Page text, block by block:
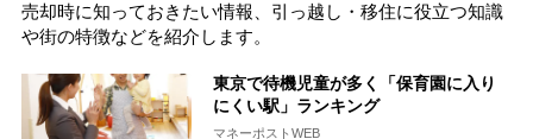
売却時に知っておきたい情報、引っ越し・移住に役立つ知識
や街の特徴などを紹介します。
東京で待機児童が多く「保育園に入り
にくい駅」ランキング
マネーポストWEB